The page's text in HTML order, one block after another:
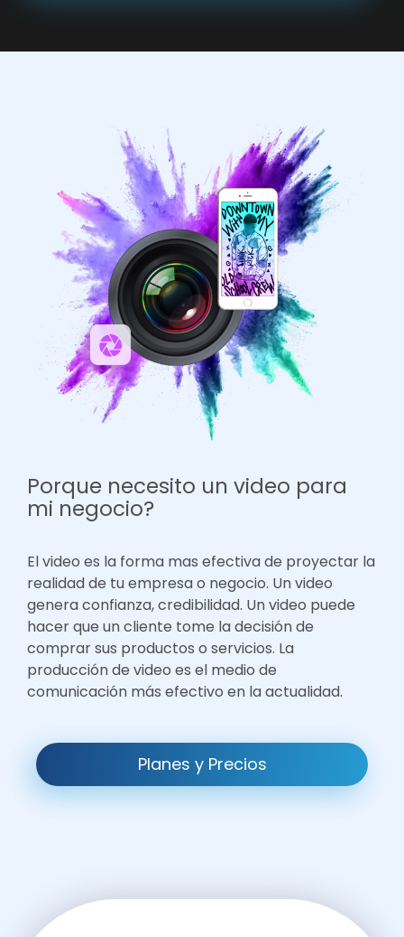
Porque necesito un video para
mi negocio?
El video es la forma mas efectiva de proyectar la
realidad de tu empresa o negocio. Un video
genera confianza, credibilidad. Un video puede
hacer que un cliente tome la decisión de
comprar sus productos o servicios. La
producción de video es el medio de
comunicación más efectivo en la actualidad.
Planes y Precios